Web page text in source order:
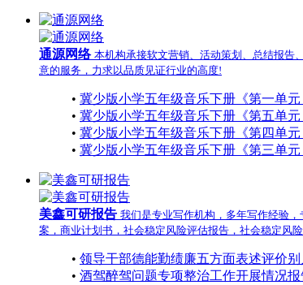
通源网络 本机构承接软文营销、活动策划、总结报告
意的服务，力求以品质见证行业的高度!
• 冀少版小学五年级音乐下册《第一单
• 冀少版小学五年级音乐下册《第五单
• 冀少版小学五年级音乐下册《第四单
• 冀少版小学五年级音乐下册《第三单
美鑫可研报告 我们是专业写作机构，多年写作经验
案，商业计划书，社会稳定风险评估报告，社会稳定风
• 领导干部德能勤绩廉五方面表述评价别
• 酒驾醉驾问题专项整治工作开展情况报